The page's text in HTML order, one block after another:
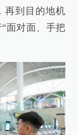
再到目的地机
面对面、手把